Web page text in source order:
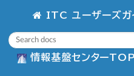
ITC ユーザーズガ
情報基盤センター